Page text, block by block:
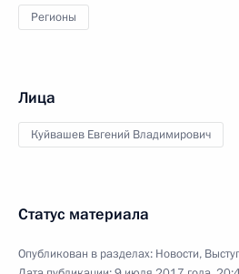
Регионы
Лица
Куйвашев Евгений Владимирович
Статус материала
Опубликован в разделах: Новости,